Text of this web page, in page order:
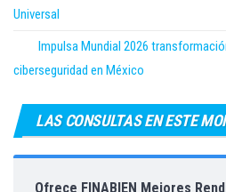
Universal
Impulsa Mundial 2026
ciberseguridad en México
LAS CONSULTAS EN ESTE
Ofrece FINABIEN Mejores